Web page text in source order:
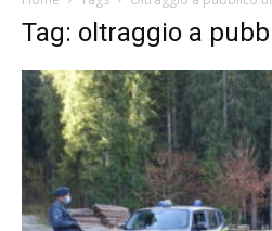
Tag: oltraggio a